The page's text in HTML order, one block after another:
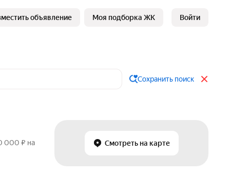
объявление Моя подборка ЖК Войти
Сохранить поиск
Смотреть на карте
000 ₽ на